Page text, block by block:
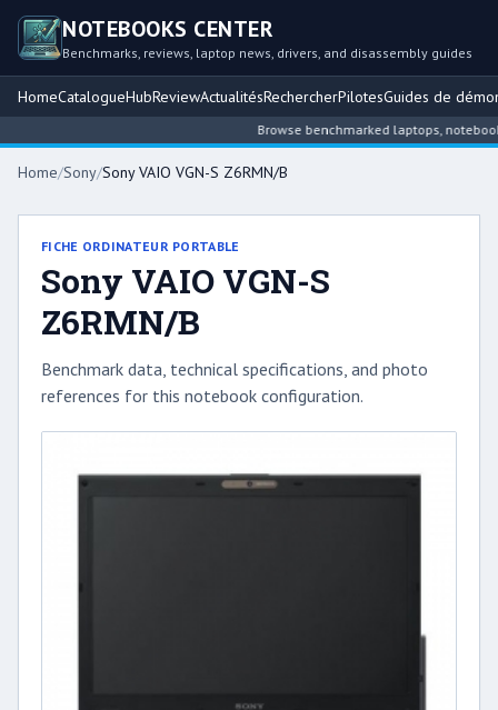
NOTEBOOKS CENTER
Benchmarks, reviews, laptop news, drivers, and disassembly guides
HomeCatalogueHubReviewActualitésRechercherPilotesGuides de
Browse benchmarked laptops,
Home/Sony/Sony VAIO VGN-S Z6RMN/B
FICHE ORDINATEUR PORTABLE
Sony VAIO VGN-S
Z6RMN/B
Benchmark data, technical specifications, and photo
references for this notebook configuration.